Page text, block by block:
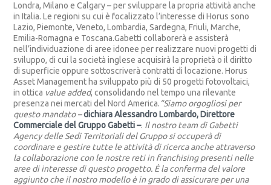
Londra, Milano e Calgary – per sviluppare la propria attività anche
in Italia. Le regioni su cui è focalizzato l’interesse di Horus sono
Lazio, Piemonte, Veneto, Lombardia, Sardegna, Friuli, Marche,
Emilia-Romagna e Toscana.Gabetti collaborerà e assisterà
nell’individuazione di aree idonee per realizzare nuovi progetti di
sviluppo, di cui la società inglese acquisirà la proprietà o il diritto
di superficie oppure sottoscriverà contratti di locazione. Horus
Asset Management ha sviluppato più di 50 progetti fotovoltaici,
in ottica value added, consolidando nel tempo una rilevante
presenza nei mercati del Nord America. “Siamo orgogliosi per
questo mandato –dichiara Alessandro Lombardo, Direttore
Commerciale del Gruppo Gabetti –. Il nostro team di Gabetti
Agency delle Sedi Territoriali del Gruppo si occuperà di
coordinare e gestire tutte le attività di ricerca anche attraverso
la collaborazione con le nostre reti in franchising presenti nelle
aree di interesse di questo progetto. È la conferma del valore
aggiunto che il nostro modello è in grado di assicurare per una